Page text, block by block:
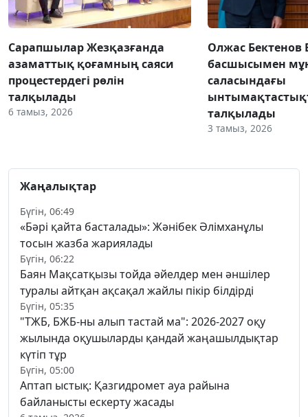
Сарапшылар Жезқазғанда
азаматтық қоғамның саяси
процестердегі рөлін
талқылады
6 тамыз, 2026
Олжас Бектенов
басшысымен
саласындағы
талқылады
3 тамыз, 2026
Жаңалықтар
Бүгін, 06:49
«Бәрі қайта басталады»: Жәнібек Әлімханұлы
тосын жазба жариялады
Бүгін, 06:22
Баян Мақсатқызы тойда әйелдер мен әншілер
туралы айтқан ақсақал жайлы пікір білдірді
Бүгін, 05:35
"ТЖБ, БЖБ-ны алып тастай ма": 2026-2027 оқу
жылында оқушыларды қандай жаңашылдықтар
күтіп тұр
Бүгін, 05:00
Аптап ыстық: Қазгидромет ауа райына
байланысты ескерту жасады